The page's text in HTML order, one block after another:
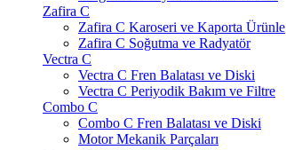
Zafira C
Zafira C Karoseri ve Kaporta Ürünle
Zafira C Soğutma ve Radyatör
Vectra C
Vectra C Fren Balatası ve Diski
Vectra C Periyodik Bakım ve Filtre
Combo C
Combo C Fren Balatası ve Diski
Motor Mekanik Parçaları